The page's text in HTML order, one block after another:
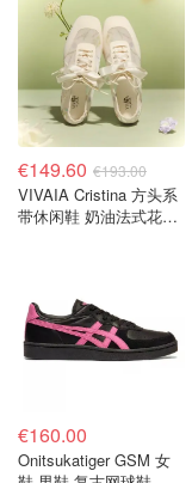
€149.60 €193.00
VIVAIA Cristina 方头系
带休闲鞋 奶油法式花卉
€160.00
Onitsukatiger GSM 女